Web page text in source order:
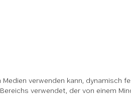
verwenden kann, dynamisch
verwendet, der von einem